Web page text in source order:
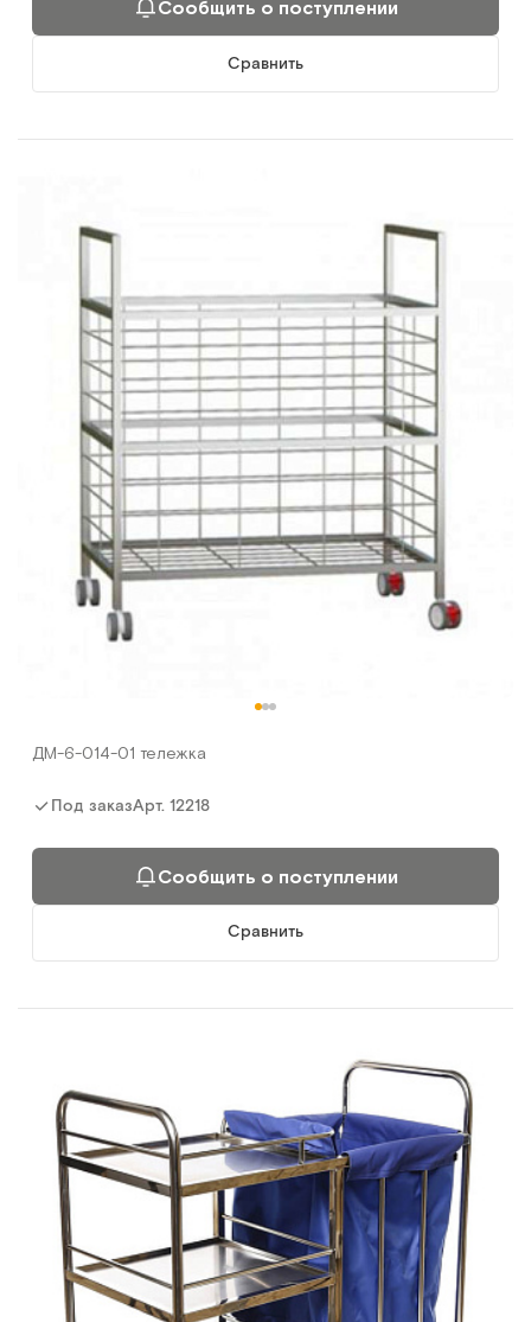
Сообщить о поступлении
Сравнить
ДМ-6-014-01 тележка
Под заказАрт. 12218
Сообщить о поступлении
Сравнить